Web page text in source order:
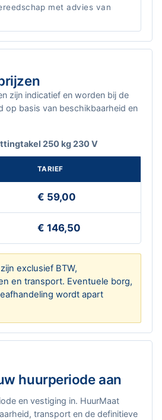
met advies van
zijn indicatief en worden bij de
op basis van beschikbaarheid en
250 kg 230 V
TARIEF
€ 59,00
€ 146,50
exclusief BTW,
en transport. Eventuele borg,
wordt apart
huurperiode aan
en vestiging in. HuurMaat
transport en de definitieve